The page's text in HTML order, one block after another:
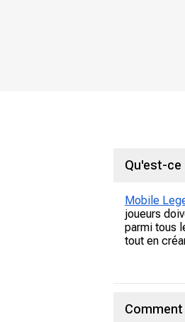
Qu'est-ce
Mobile
joueurs
parmi tous
tout en